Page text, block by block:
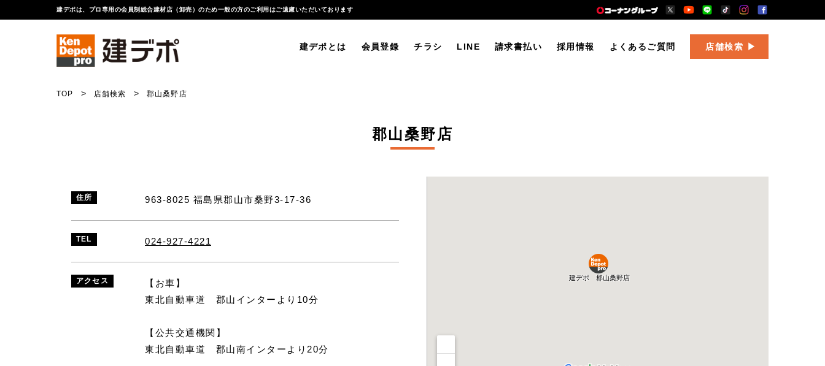
建デポは、プロ専用の会員制総合建材店（卸売）のため一般の方のご利用はご遠慮いただいております
建デポとは 会員登録 チラシ LINE 請求書払い 採用情報 よくあるご質問 店舗検索
TOP 店舗検索 郡山桑野店
郡山桑野店
住所 963-8025 福島県郡山市桑野3-17-36
TEL 024-927-4221
アクセス
【お車】
東北自動車道 郡山インターより10分
【公共交通機関】
東北自動車道 郡山南インターより20分